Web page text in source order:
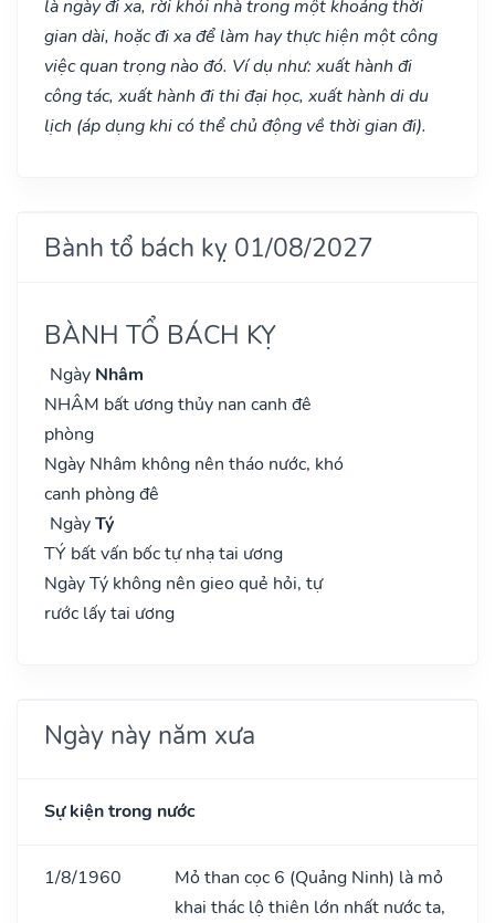
là ngày đi xa, rời khỏi nhà trong một khoảng thời
gian dài, hoặc đi xa để làm hay thực hiện một công
việc quan trọng nào đó. Ví dụ như: xuất hành đi
công tác, xuất hành đi thi đại học, xuất hành di du
lịch (áp dụng khi có thể chủ động về thời gian đi).
Bành tổ bách kỵ 01/08/2027
BÀNH TỔ BÁCH KỴ
Ngày Nhâm
NHÂM bất ương thủy nan canh đê
phòng
Ngày Nhâm không nên tháo nước, khó
canh phòng đê
NgàyTý
TÝ bất vấn bốc tự nhạ tai ương
Ngày Tý không nên gieo quẻ hỏi, tự
rước lấy tai ương
Ngày này năm xưa
Sự kiện trong nước
1/8/1960
Mỏ than cọc 6 (Quảng Ninh) là mỏ
khai thác lộ thiên lớn nhất nước ta,